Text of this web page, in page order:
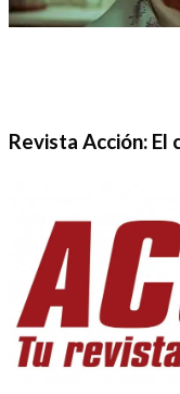
Revista Acción: El